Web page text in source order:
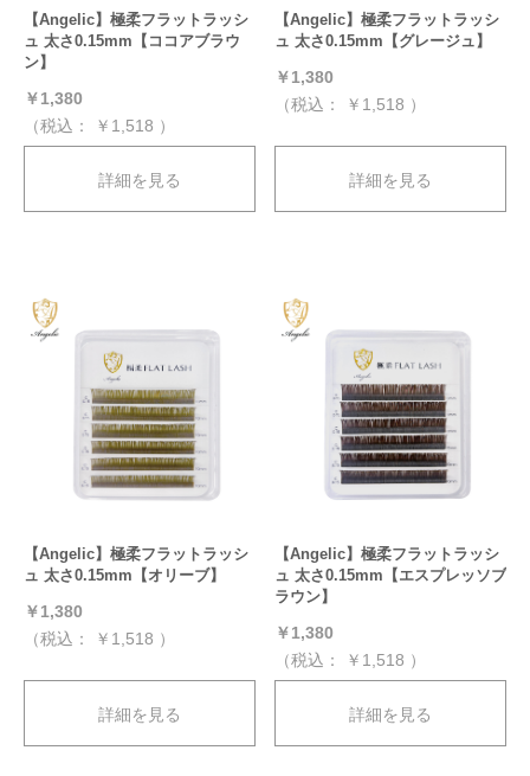
【Angelic】極柔フラットラッシ
ュ 太さ0.15mm【ココアブラウ
ン】
￥1,380
（税込：
￥1,518 ）
詳細を見る
【Angelic】極柔フラットラッシ
ュ 太さ0.15mm【グレージュ】
￥1,380
（税込：
￥1,518 ）
詳細を見る
【Angelic】極柔フラットラッシ
ュ 太さ0.15mm【オリーブ】
￥1,380
（税込：
￥1,518 ）
詳細を見る
【Angelic】極柔フラットラッシ
ュ 太さ0.15mm【エスプレッソブ
ラウン】
￥1,380
（税込：
￥1,518 ）
詳細を見る